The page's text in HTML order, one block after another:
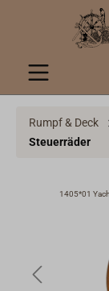
springen
Rumpf & Deck
Steuerräder
1405*01